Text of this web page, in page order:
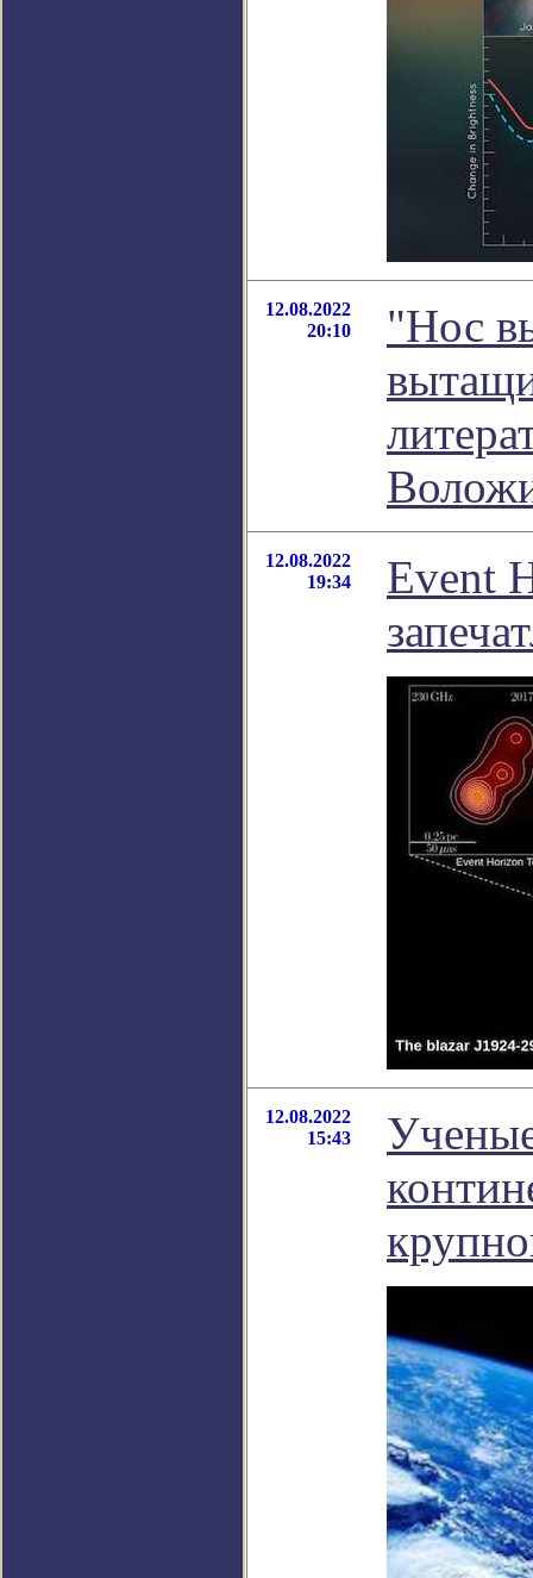
12.08.2022
20:10
"Нос
12.08.2022
19:34
Event
12.08.2022
15:43